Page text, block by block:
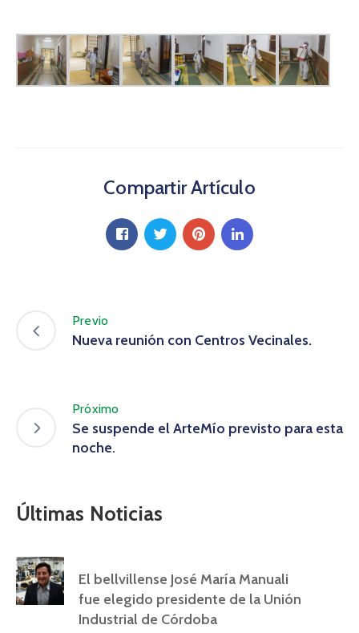
Compartir Artículo
Previo
Nueva reunión con Centros Vecinales.
Próximo
Se suspende el ArteMío previsto para esta
noche.
Últimas Noticias
El bellvillense José María Manuali
fue elegido presidente de la Unión
Industrial de Córdoba